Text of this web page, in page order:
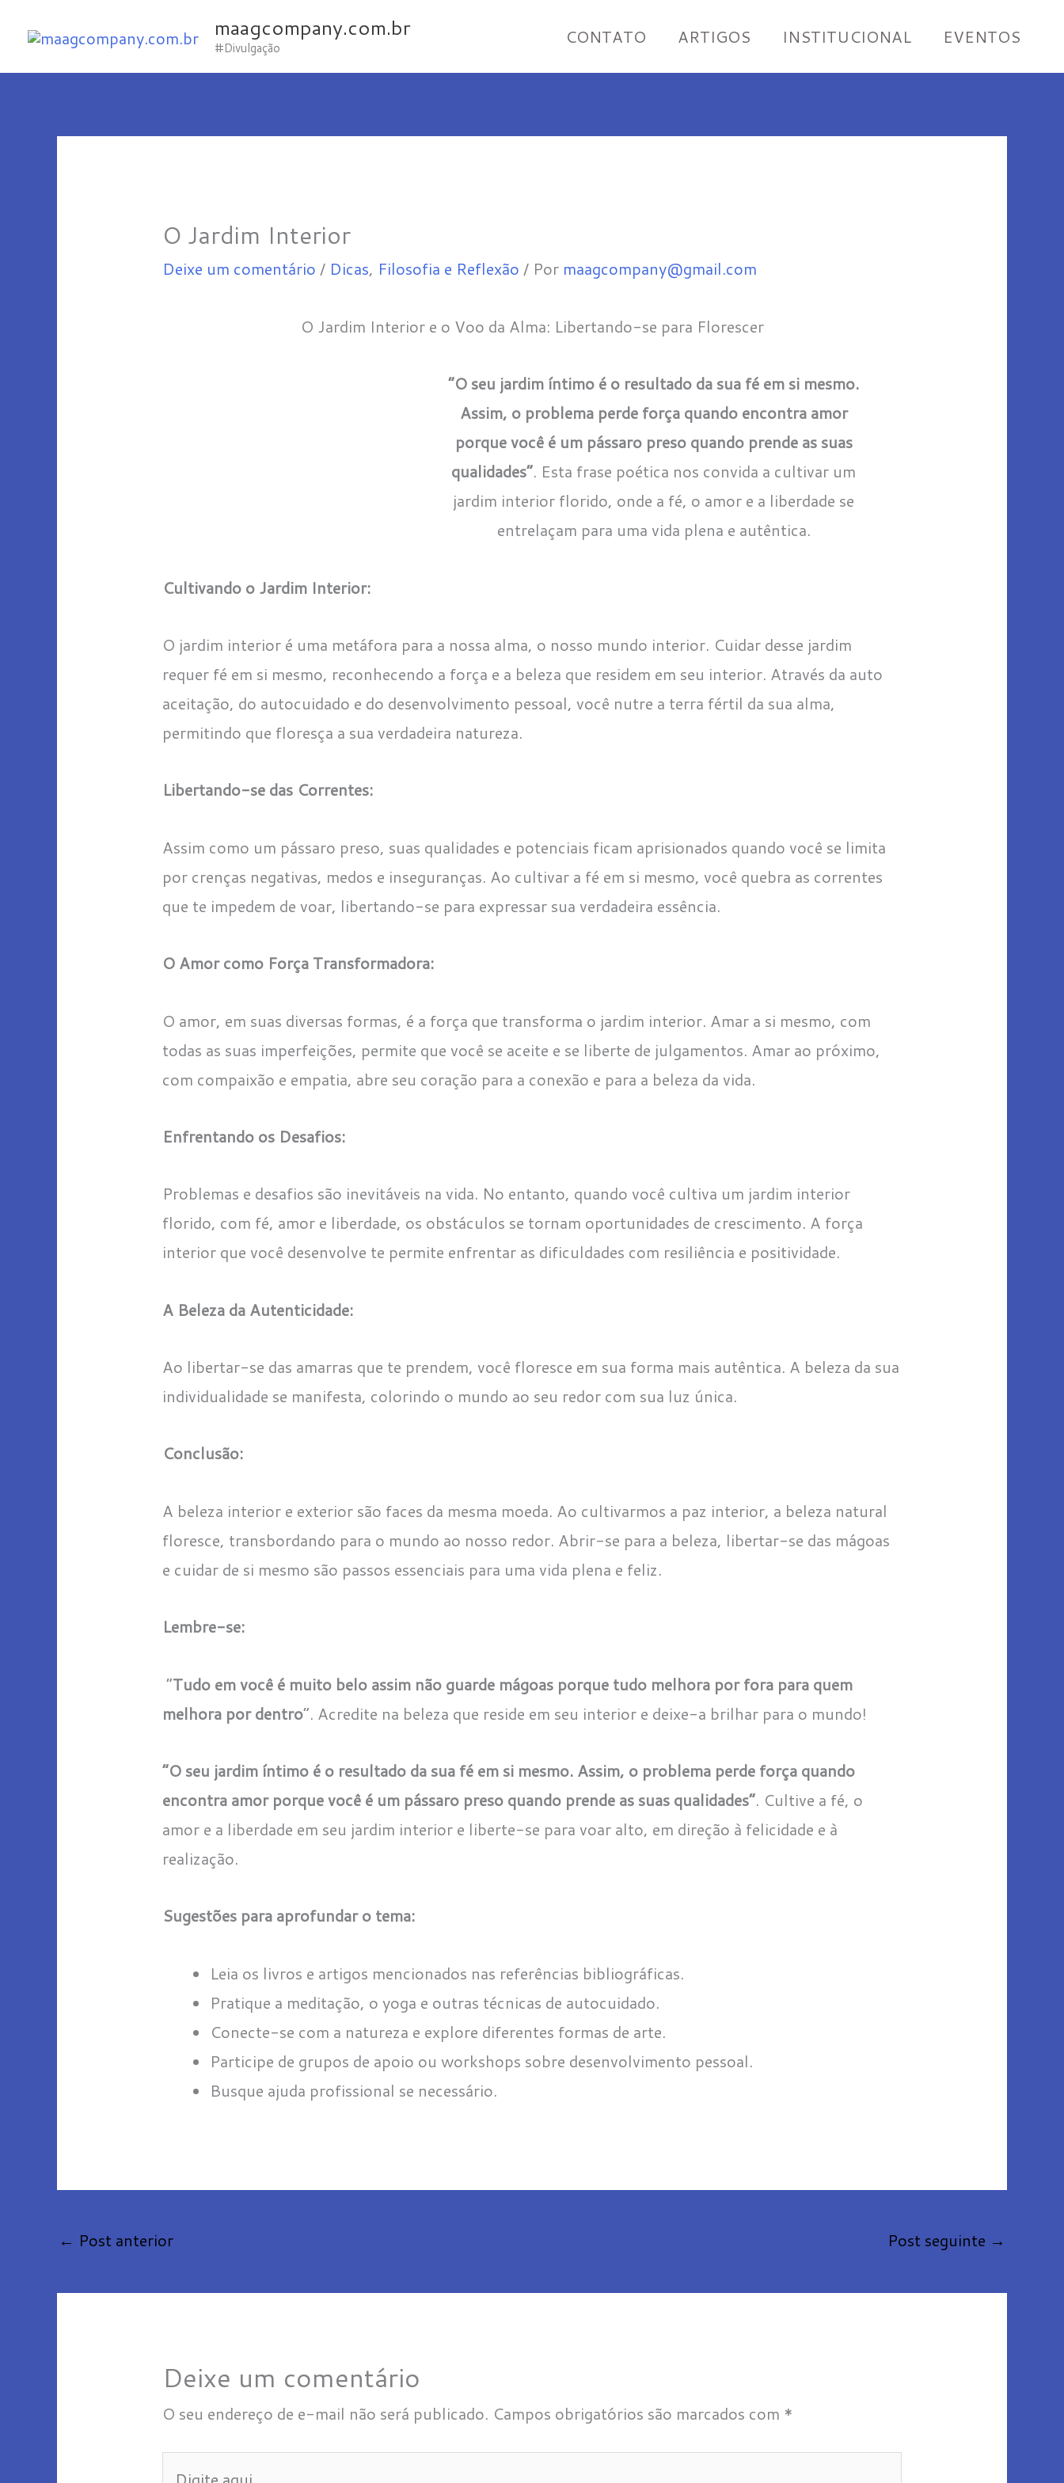
para
o
maagcompany.com.br
#Divulgação
CONTATO ARTIGOS INSTITUCIONAL EVENTOS
O Jardim Interior
Deixe um comentário / Dicas, Filosofia e Reflexão / Por maagcompany@gmail.com
O Jardim Interior e o Voo da Alma: Libertando-se para Florescer
“O seu jardim íntimo é o resultado da sua fé em si mesmo.
Assim, o problema perde força quando encontra amor
porque você é um pássaro preso quando prende as suas
qualidades”. Esta frase poética nos convida a cultivar um
jardim interior florido, onde a fé, o amor e a liberdade se
entrelaçam para uma vida plena e autêntica.
Cultivando o Jardim Interior:
O jardim interior é uma metáfora para a nossa alma, o nosso mundo interior. Cuidar desse jardim
requer fé em si mesmo, reconhecendo a força e a beleza que residem em seu interior. Através da auto
aceitação, do autocuidado e do desenvolvimento pessoal, você nutre a terra fértil da sua alma,
permitindo que floresça a sua verdadeira natureza.
Libertando-se das Correntes:
Assim como um pássaro preso, suas qualidades e potenciais ficam aprisionados quando você se limita
por crenças negativas, medos e inseguranças. Ao cultivar a fé em si mesmo, você quebra as correntes
que te impedem de voar, libertando-se para expressar sua verdadeira essência.
O Amor como Força Transformadora:
O amor, em suas diversas formas, é a força que transforma o jardim interior. Amar a si mesmo, com
todas as suas imperfeições, permite que você se aceite e se liberte de julgamentos. Amar ao próximo,
com compaixão e empatia, abre seu coração para a conexão e para a beleza da vida.
Enfrentando os Desafios:
Problemas e desafios são inevitáveis na vida. No entanto, quando você cultiva um jardim interior
florido, com fé, amor e liberdade, os obstáculos se tornam oportunidades de crescimento. A força
interior que você desenvolve te permite enfrentar as dificuldades com resiliência e positividade.
A Beleza da Autenticidade:
Ao libertar-se das amarras que te prendem, você floresce em sua forma mais autêntica. A beleza da sua
individualidade se manifesta, colorindo o mundo ao seu redor com sua luz única.
Conclusão:
A beleza interior e exterior são faces da mesma moeda. Ao cultivarmos a paz interior, a beleza natural
floresce, transbordando para o mundo ao nosso redor. Abrir-se para a beleza, libertar-se das mágoas
e cuidar de si mesmo são passos essenciais para uma vida plena e feliz.
Lembre-se:
“Tudo em você é muito belo assim não guarde mágoas porque tudo melhora por fora para quem
melhora por dentro“. Acredite na beleza que reside em seu interior e deixe-a brilhar para o mundo!
“O seu jardim íntimo é o resultado da sua fé em si mesmo. Assim, o problema perde força quando
encontra amor porque você é um pássaro preso quando prende as suas qualidades”. Cultive a fé, o
amor e a liberdade em seu jardim interior e liberte-se para voar alto, em direção à felicidade e à
realização.
Sugestões para aprofundar o tema:
Leia os livros e artigos mencionados nas referências bibliográficas.
Pratique a meditação, o yoga e outras técnicas de autocuidado.
Conecte-se com a natureza e explore diferentes formas de arte.
Participe de grupos de apoio ou workshops sobre desenvolvimento pessoal.
Busque ajuda profissional se necessário.
← Post anterior Post seguinte →
Deixe um comentário
O seu endereço de e-mail não será publicado. Campos obrigatórios são marcados com *